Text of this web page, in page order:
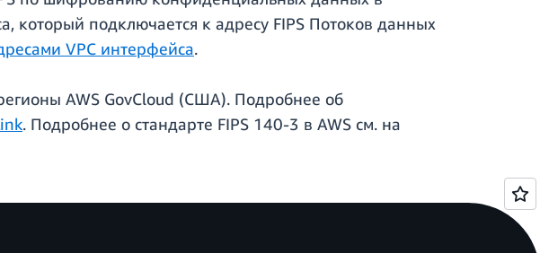
который подключается к адресу FIPS Потоков данных
VPC интерфейса.
AWS GovCloud (США). Подробнее об
. Подробнее о стандарте FIPS 140-3 в AWS см. на